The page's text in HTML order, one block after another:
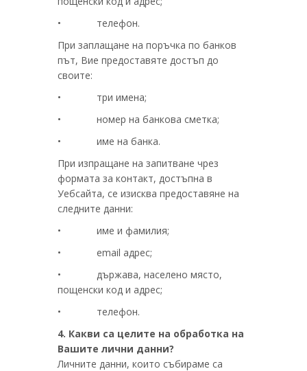
• телефон.
При заплащане на поръчка по банков
път, Вие предоставяте достъп до
своите:
• три имена;
• номер на банкова сметка;
• име на банка.
При изпращане на запитване чрез
формата за контакт, достъпна в
Уебсайта, се изисква предоставяне на
следните данни:
• име и фамилия;
• email адрес;
• държава, населено място,
пощенски код и адрес;
• телефон.
4. Какви са целите на обработка на
Вашите лични данни?
Личните данни, които събираме са